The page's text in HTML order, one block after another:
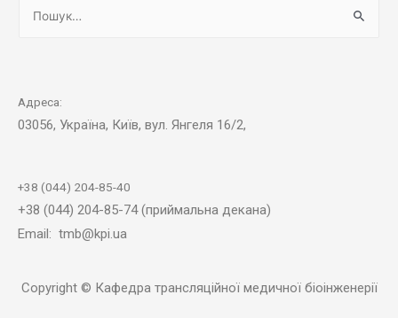
Адреса:
03056, Україна, Київ, вул. Янгеля 16/2,
+38 (044) 204-85-40
+38 (044) 204-85-74 (приймальна декана)
Email: tmb@kpi.ua
Copyright © Кафедра трансляційної медичної біоінженерії